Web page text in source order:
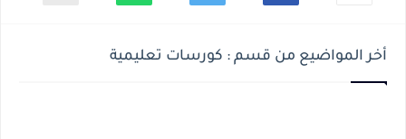
أخر المواضيع من قسم : كورسات تعليمية